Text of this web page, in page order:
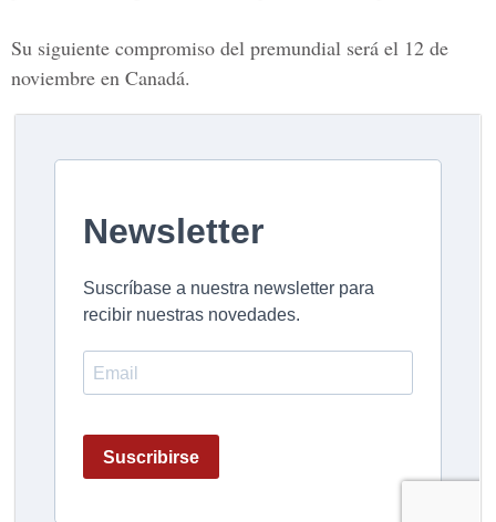
Su siguiente compromiso del premundial será el 12 de
noviembre en Canadá.